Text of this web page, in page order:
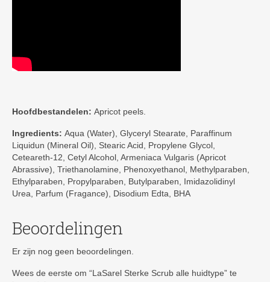
Hoofdbestandelen: Apricot peels.
Ingredients: Aqua (Water), Glyceryl Stearate, Paraffinum
Liquidun (Mineral Oil), Stearic Acid, Propylene Glycol,
Ceteareth-12, Cetyl Alcohol, Armeniaca Vulgaris (Apricot
Abrassive), Triethanolamine, Phenoxyethanol, Methylparaben,
Ethylparaben, Propylparaben, Butylparaben, Imidazolidinyl
Urea, Parfum (Fragance), Disodium Edta, BHA
Beoordelingen
Er zijn nog geen beoordelingen.
Wees de eerste om “LaSarel Sterke Scrub alle huidtype” te